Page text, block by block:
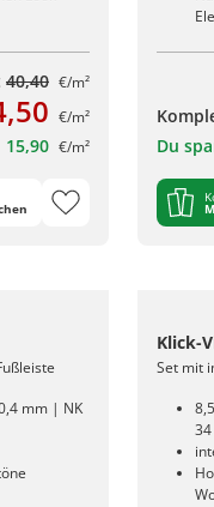
40,40 €/m²
€/m²
15,90 €/m² Du
mm | NK
Klick-
Set mit
34